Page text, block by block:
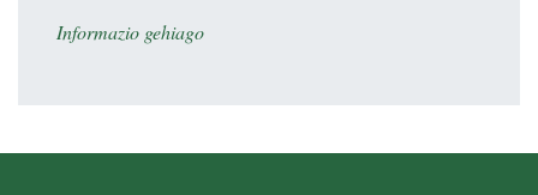
Informazio gehiago